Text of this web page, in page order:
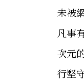
未被
凡事
次元
行堅